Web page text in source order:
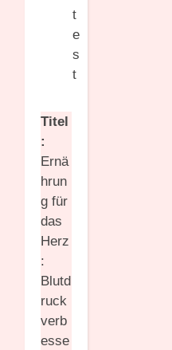
Titel
:
Ernä
hrun
g für
das
Herz
:
Blutd
ruck
verb
esse